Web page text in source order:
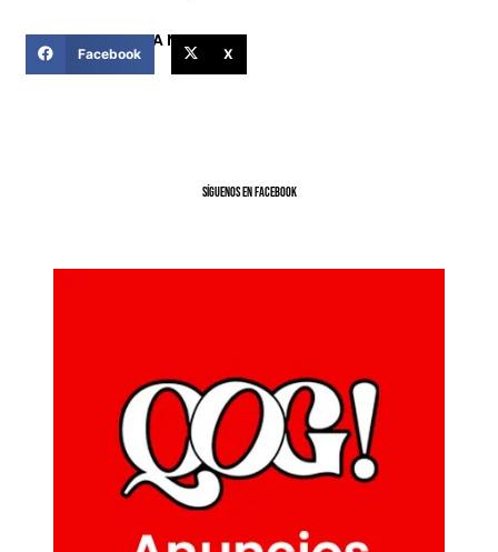
COMPARTIR ESTA NOTICIA
Facebook X
SíGUENOS EN FACEBOOK